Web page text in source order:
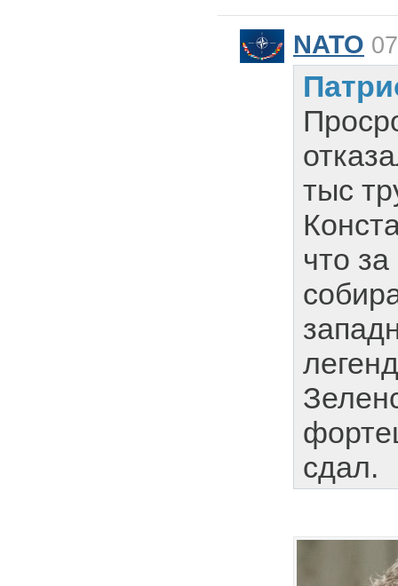
NATO
тыс
что
сдал.